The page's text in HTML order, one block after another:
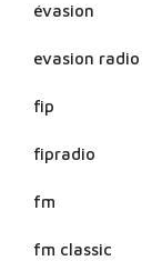
évasion
evasion radio
fip
fipradio
fm
fm classic